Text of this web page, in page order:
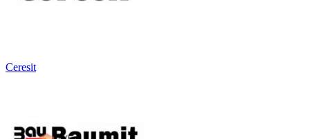
Ceresit